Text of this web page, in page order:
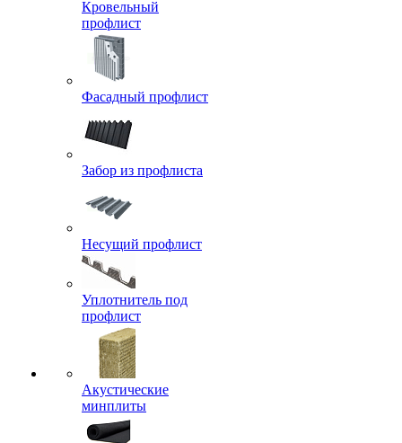
Кровельный
профлист
Фасадный профлист
Забор из профлиста
Несущий профлист
Уплотнитель под
профлист
Акустические
минплиты